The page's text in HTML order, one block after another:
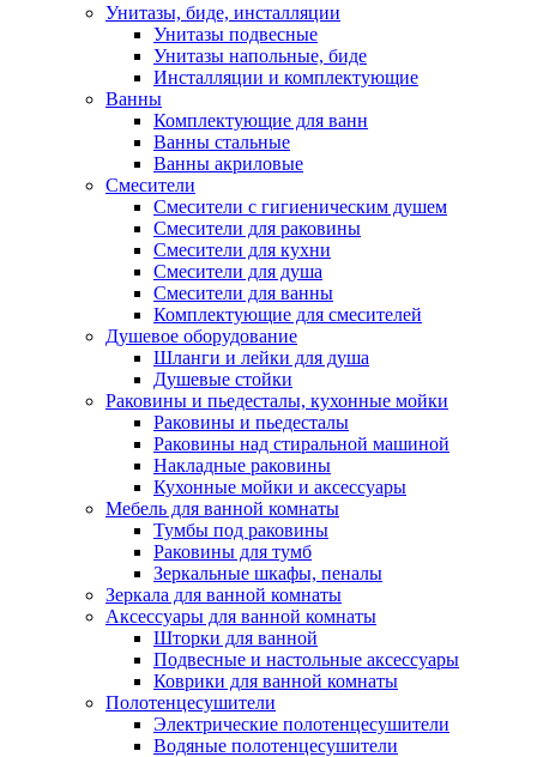
Унитазы, биде, инсталляции
Унитазы подвесные
Унитазы напольные, биде
Инсталляции и комплектующие
Ванны
Комплектующие для ванн
Ванны стальные
Ванны акриловые
Смесители
Смесители с гигиеническим душем
Смесители для раковины
Смесители для кухни
Смесители для душа
Смесители для ванны
Комплектующие для смесителей
Душевое оборудование
Шланги и лейки для душа
Душевые стойки
Раковины и пьедесталы, кухонные мойки
Раковины и пьедесталы
Раковины над стиральной машиной
Накладные раковины
Кухонные мойки и аксессуары
Мебель для ванной комнаты
Тумбы под раковины
Раковины для тумб
Зеркальные шкафы, пеналы
Зеркала для ванной комнаты
Аксессуары для ванной комнаты
Шторки для ванной
Подвесные и настольные аксессуары
Коврики для ванной комнаты
Полотенцесушители
Электрические полотенцесушители
Водяные полотенцесушители